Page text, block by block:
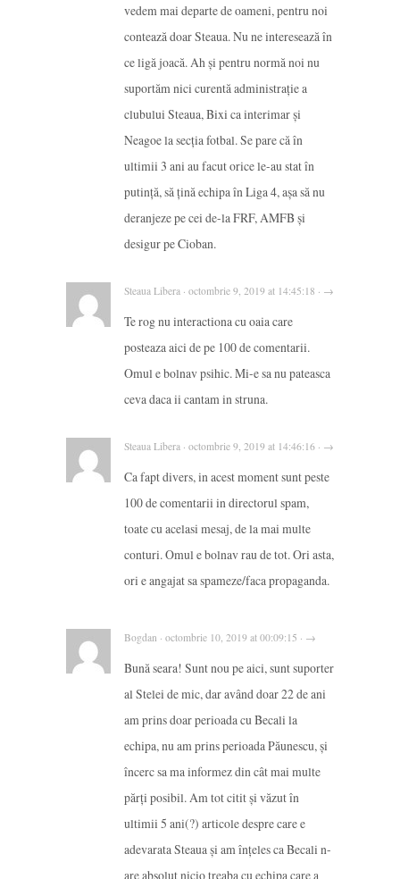
vedem mai departe de oameni, pentru noi
contează doar Steaua. Nu ne interesează în
ce ligă joacă. Ah și pentru normă noi nu
suportăm nici curentă administrație a
clubului Steaua, Bixi ca interimar și
Neagoe la secția fotbal. Se pare că în
ultimii 3 ani au facut orice le-au stat în
putință, să țină echipa în Liga 4, așa să nu
deranjeze pe cei de-la FRF, AMFB și
desigur pe Cioban.
Steaua Libera · octombrie 9, 2019 at 14:45:18 · →
Te rog nu interactiona cu oaia care
posteaza aici de pe 100 de comentarii.
Omul e bolnav psihic. Mi-e sa nu pateasca
ceva daca ii cantam in struna.
Steaua Libera · octombrie 9, 2019 at 14:46:16 · →
Ca fapt divers, in acest moment sunt peste
100 de comentarii in directorul spam,
toate cu acelasi mesaj, de la mai multe
conturi. Omul e bolnav rau de tot. Ori asta,
ori e angajat sa spameze/faca propaganda.
Bogdan · octombrie 10, 2019 at 00:09:15 · →
Bună seara! Sunt nou pe aici, sunt suporter
al Stelei de mic, dar având doar 22 de ani
am prins doar perioada cu Becali la
echipa, nu am prins perioada Păunescu, și
încerc sa ma informez din cât mai multe
părți posibil. Am tot citit și văzut în
ultimii 5 ani(?) articole despre care e
adevarata Steaua și am înțeles ca Becali n-
are absolut nicio treaba cu echipa care a